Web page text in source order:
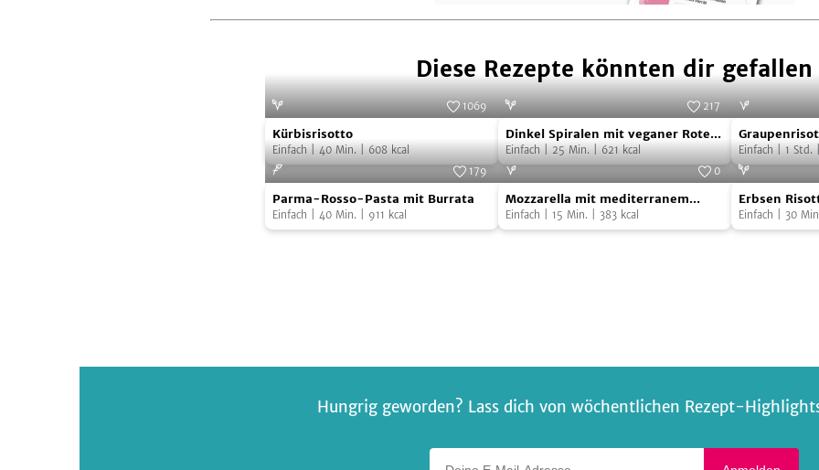
Diese Rezepte könnten dir gefallen
Kürbisrisotto
1069
Kürbisrisotto
Einfach| 40 Min.| 608kcal
Dinkel
Spiralen
mit
veganer
Rote-
217
Dinkel Spiralen mit veganer Rote-
Bete-Frischkäsesauce
Einfach| 25 Min.| 621 kcal
mit
Blattspinat
Einfach| 1 Std.|
Parma-
Rosso-
Pasta
Foto:
179
Parma-Rosso-Pasta mit Burrata
Einfach 40 Min. 911 kcal
Mozzarella
mit
mediterranem
0
Mozzarella mit mediterranem
Gemüse
Einfach 15 Min. 383kcal
Erbsen
Risotto
Erbsen
Einfach 30
Hungrig geworden? Lass dich von wöchentlichen Rezept-